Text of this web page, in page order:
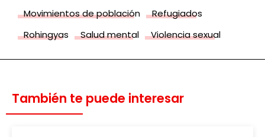
Movimientos de población
Refugiados
Rohingyas
Salud mental Violencia sexual
También te puede interesar